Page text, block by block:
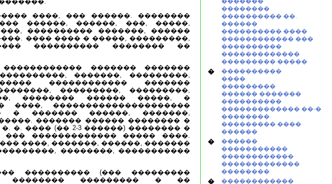
����, ��� ������. ��������
������, ������, ���, �����,
���������� �������, ������
���� ���� � �����, ���������,
���������� �������� ��
������� �������
�������, ���������,
������������ �������
���������, ���������,
�������� ������ �����, �
����, ���������������������
� ������� ������, �������,
������� ������ �������� �
�. ���� (�� 2-3 ������) �������� �
��� ������������� ����� ����.
����, �������, ������, �������
��������, �����������
���������� (��� ���������
�������� ��������� � ��
��������
���������� ��.
������
���������� ����
������������ ���
����������
�������������
��������� �����
�
����������
����
���������
������ �������
����������
������������� ��-�
��������
��������� ����
������
�
������
�����������
������������
�������������
��������
� ������������